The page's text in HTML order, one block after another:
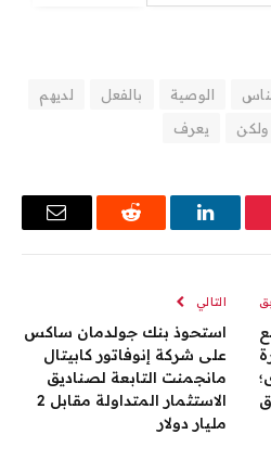
الوصية بالفعل
لديهم
ولكن يعرف
لينكدإن رديت
البريد
التالي
استحوذ بنك جولدمان ساكس
على شركة إنوفاتور كابيتال
مانجمنت التابعة لصناديق
الاستثمار المتداولة مقابل 2
مليار دولار